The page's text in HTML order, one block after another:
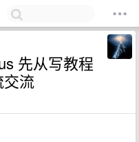
先从写教程
交流